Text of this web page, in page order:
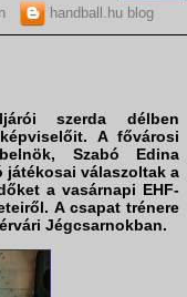
handball.hu blog
szerda délben
A fővárosi
Szabó Edina
játékosai válaszoltak a
a vasárnapi EHF-
A csapat trénere
Jégcsarnokban.